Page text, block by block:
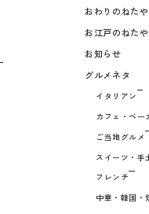
おわりのねたや
お江戸のねたや
お知らせ
グルメネタ
イタリアン
カフェ・ベー
ご当地グルメ
スイーツ・手
フレンチ
中華・韓国・